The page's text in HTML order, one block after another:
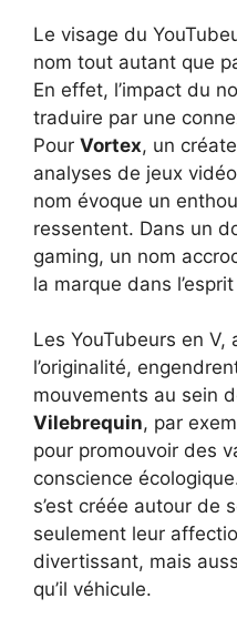
Le visage du
nom tout autant que
En effet, l’impact du
traduire par une
Pour Vortex, un
analyses de jeux
nom évoque un
ressentent. Dans un
gaming, un nom
la marque dans
Les YouTubeurs en
l’originalité,
mouvements au sein
Vilebrequin, par
pour promouvoir des
conscience
s’est créée autour de
seulement leur
divertissant, mais
qu’il véhicule.